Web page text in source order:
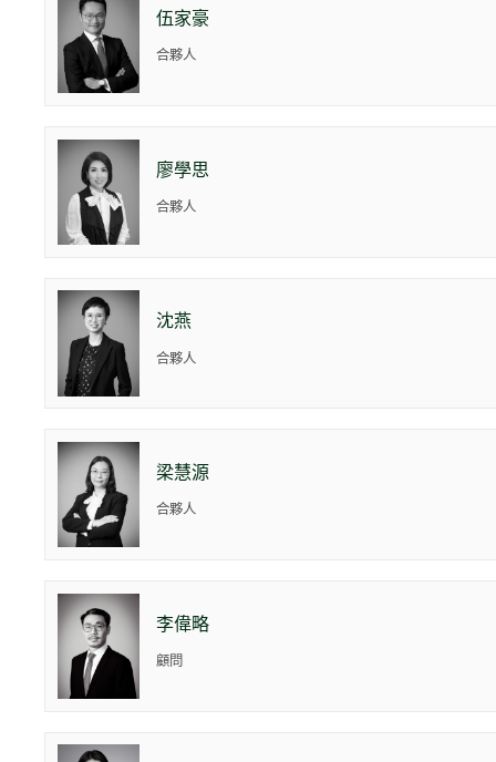
伍家豪
合夥人
廖學思
合夥人
沈燕
合夥人
梁慧源
合夥人
李偉略
顧問